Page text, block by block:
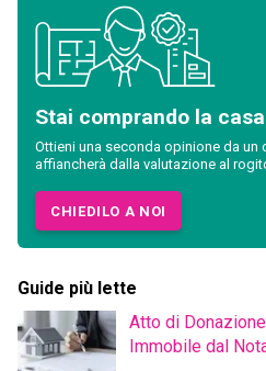
Stai comprando la
Ottieni una seconda opinione da un
affiancherà dalla valutazione al
CHIEDILO A NOI
Guide più lette
Atto di
Immobile dal